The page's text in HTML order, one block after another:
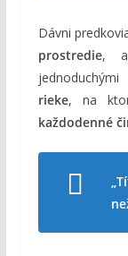
Dávni
prostredie,
rieke, na
každodenné